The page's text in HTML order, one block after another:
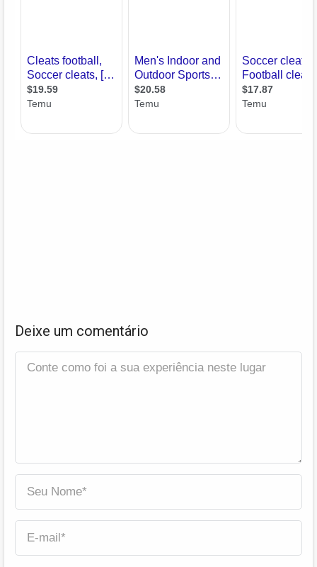
Deixe um comentário